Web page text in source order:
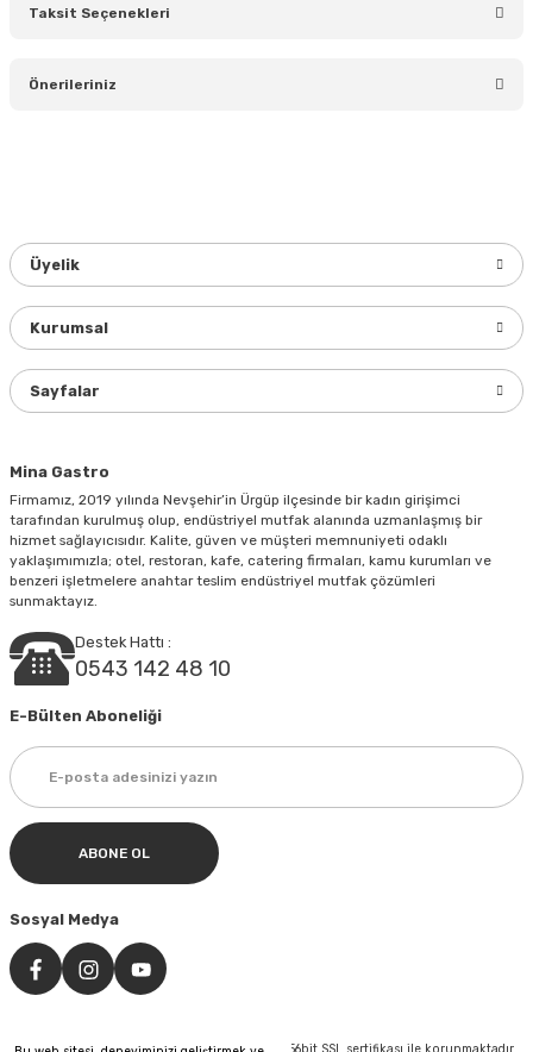
Taksit Seçenekleri
Önerileriniz
Ürün bilgilerinde hatalar bulunuyor.
Bu ürüne benzer farklı alternatifler olmalı.
Gönder
Mina Gastro
Firmamız, 2019 yılında Nevşehir’in Ürgüp ilçesinde bir kadın girişimci
tarafından kurulmuş olup, endüstriyel mutfak alanında uzmanlaşmış bir
hizmet sağlayıcısıdır. Kalite, güven ve müşteri memnuniyeti odaklı
yaklaşımımızla; otel, restoran, kafe, catering firmaları, kamu kurumları ve
benzeri işletmelere anahtar teslim endüstriyel mutfak çözümleri
sunmaktayız.
Destek Hattı :
0543 142 48 10
Üyelik
Kurumsal
Sayfalar
E-Bülten Aboneliği
ABONE OL
Sosyal Medya
©Tüm hakları saklıdır. Kredi kartı bilgileriniz 256bit SSL sertifikası ile korunmaktadır.